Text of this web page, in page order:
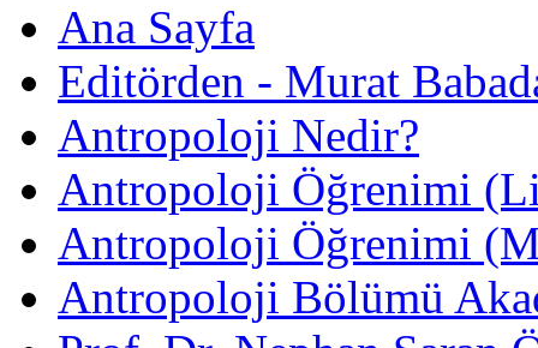
Ana Sayfa
Editörden - Murat
Antropoloji Nedir?
Antropoloji Öğrenimi
Antropoloji Öğrenimi
Antropoloji Bölümü